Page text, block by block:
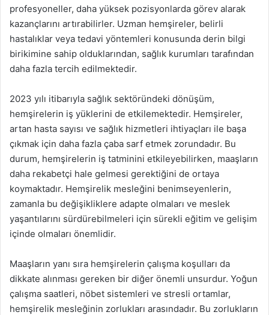
profesyoneller, daha yüksek pozisyonlarda görev alarak
kazançlarını artırabilirler. Uzman hemşireler, belirli
hastalıklar veya tedavi yöntemleri konusunda derin bilgi
birikimine sahip olduklarından, sağlık kurumları tarafından
daha fazla tercih edilmektedir.
2023 yılı itibarıyla sağlık sektöründeki dönüşüm,
hemşirelerin iş yüklerini de etkilemektedir. Hemşireler,
artan hasta sayısı ve sağlık hizmetleri ihtiyaçları ile başa
çıkmak için daha fazla çaba sarf etmek zorundadır. Bu
durum, hemşirelerin iş tatminini etkileyebilirken, maaşların
daha rekabetçi hale gelmesi gerektiğini de ortaya
koymaktadır. Hemşirelik mesleğini benimseyenlerin,
zamanla bu değişikliklere adapte olmaları ve meslek
yaşantılarını sürdürebilmeleri için sürekli eğitim ve gelişim
içinde olmaları önemlidir.
Maaşların yanı sıra hemşirelerin çalışma koşulları da
dikkate alınması gereken bir diğer önemli unsurdur. Yoğun
çalışma saatleri, nöbet sistemleri ve stresli ortamlar,
hemşirelik mesleğinin zorlukları arasındadır. Bu zorlukların